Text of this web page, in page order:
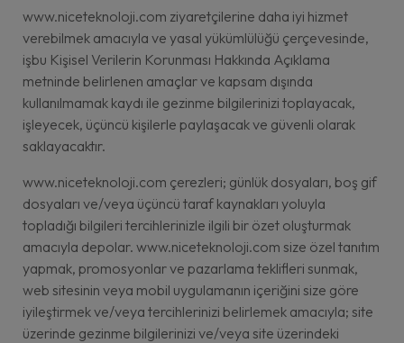
www.niceteknoloji.com ziyaretçilerine daha iyi hizmet
verebilmek amacıyla ve yasal yükümlülüğü çerçevesinde,
işbu Kişisel Verilerin Korunması Hakkında Açıklama
metninde belirlenen amaçlar ve kapsam dışında
kullanılmamak kaydı ile gezinme bilgilerinizi toplayacak,
işleyecek, üçüncü kişilerle paylaşacak ve güvenli olarak
saklayacaktır.
www.niceteknoloji.com çerezleri; günlük dosyaları, boş gif
dosyaları ve/veya üçüncü taraf kaynakları yoluyla
topladığı bilgileri tercihlerinizle ilgili bir özet oluşturmak
amacıyla depolar. www.niceteknoloji.com size özel tanıtım
yapmak, promosyonlar ve pazarlama teklifleri sunmak,
web sitesinin veya mobil uygulamanın içeriğini size göre
iyileştirmek ve/veya tercihlerinizi belirlemek amacıyla; site
üzerinde gezinme bilgilerinizi ve/veya site üzerindeki